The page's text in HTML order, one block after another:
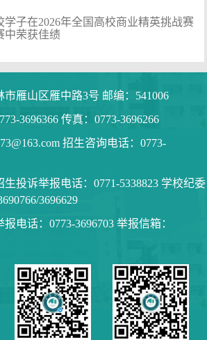
学子在2026年全国高校商业精英挑战赛
中荣获佳绩
雁山区雁中路3号 邮编：541006
3696366 传真：0773-3696266
招生咨询电话：0773-
投诉举报电话：0771-5338823 学校纪委
3696629
电话：0773-3696703 举报信箱：